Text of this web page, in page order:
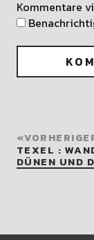
Kommentare
TEXEL :
DÜNEN UND